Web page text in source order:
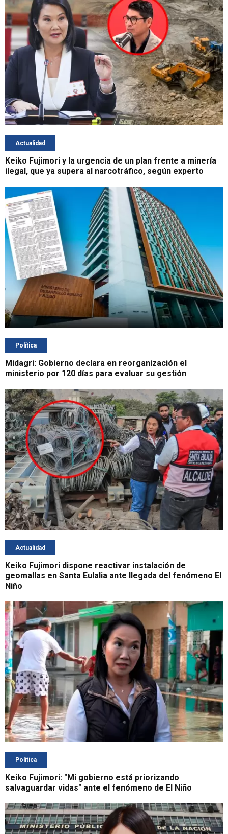
Actualidad
Keiko Fujimori y la urgencia de un plan frente a minería
ilegal, que ya supera al narcotráfico, según experto
Política
Midagri: Gobierno declara en reorganización el
ministerio por 120 días para evaluar su gestión
Actualidad
Keiko Fujimori dispone reactivar instalación de
geomallas en Santa Eulalia ante llegada del fenómeno El
Niño
Política
Keiko Fujimori: "Mi gobierno está priorizando
salvaguardar vidas" ante el fenómeno de El Niño